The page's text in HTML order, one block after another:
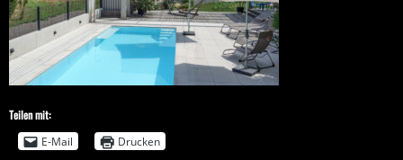
Teilen mit:
E-Mail
Drucken